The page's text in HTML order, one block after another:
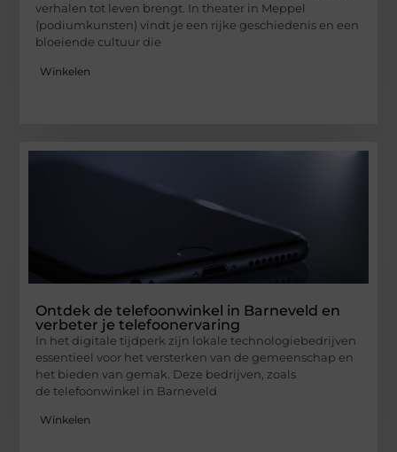
verhalen tot leven brengt. In theater in Meppel
(podiumkunsten) vindt je een rijke geschiedenis en een
bloeiende cultuur die
Winkelen
Ontdek de telefoonwinkel in Barneveld en
verbeter je telefoonervaring
In het digitale tijdperk zijn lokale technologiebedrijven
essentieel voor het versterken van de gemeenschap en
het bieden van gemak. Deze bedrijven, zoals
de telefoonwinkel in Barneveld
Winkelen